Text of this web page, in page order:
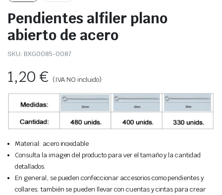
Pendientes alfiler plano
abierto de acero
SKU: BXG0085-0087
1,20€ (IVA NO incluido)
Material: acero inoxidable
Consulta la imagen del producto para ver el tamaño y la cantidad
detallados.
En general, se pueden confeccionar accesorios como pendientes y
collares; también se pueden llevar con cuentas y cintas para crear